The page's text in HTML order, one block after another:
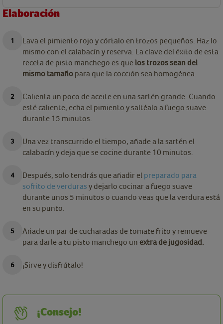
Elaboración
Lava el pimiento rojo y córtalo en trozos pequeños. Haz lo
mismo con el calabacín y reserva. La clave del éxito de esta
receta de pisto manchego es que los trozos sean del
mismo tamaño para que la cocción sea homogénea.
Calienta un poco de aceite en una sartén grande. Cuando
esté caliente, echa el pimiento y saltéalo a fuego suave
durante 15 minutos.
Una vez transcurrido el tiempo, añade a la sartén el
calabacín y deja que se cocine durante 10 minutos.
Después, solo tendrás que añadir el preparado para
sofrito de verduras y dejarlo cocinar a fuego suave
durante unos 5 minutos o cuando veas que la verdura está
en su punto.
Añade un par de cucharadas de tomate frito y remueve
para darle a tu pisto manchego un extra de jugosidad.
¡Sirve y disfrútalo!
¡Consejo!